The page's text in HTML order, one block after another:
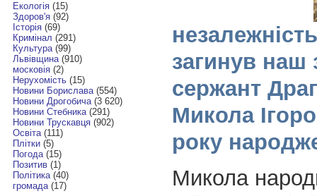
Екологія(15)
Здоров'я(92)
Історія(69)
Кримінал (291)
Культура(99)
Львівщина(910)
московія(2)
Нерухомість(15)
Новини Борислава(554)
Новини Дрогобича(3 620)
Новини Стебника(291)
Новини Трускавця(902)
Освіта(111)
Плітки(5)
Погода(15)
Позитив(1)
Політика(40)
громада(17)
загинув наш
сержант
Микола
року
Микола